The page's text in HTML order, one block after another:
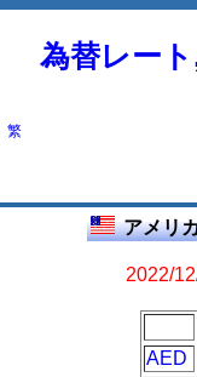
為替レー
繁
アメリ
2022/
AED